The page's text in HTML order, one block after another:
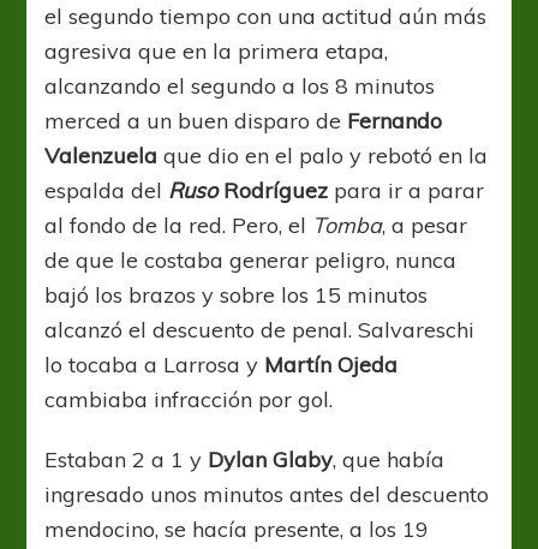
el segundo tiempo con una actitud aún más
agresiva que en la primera etapa,
alcanzando el segundo a los 8 minutos
merced a un buen disparo de Fernando
Valenzuela que dio en el palo y rebotó en la
espalda del RusoRodríguez para ir a parar
al fondo de la red. Pero, el Tomba, a pesar
de que le costaba generar peligro, nunca
bajó los brazos y sobre los 15 minutos
alcanzó el descuento de penal. Salvareschi
lo tocaba a Larrosa y Martín Ojeda
cambiaba infracción por gol.
Estaban 2 a 1 y Dylan Glaby, que había
ingresado unos minutos antes del descuento
mendocino, se hacía presente, a los 19